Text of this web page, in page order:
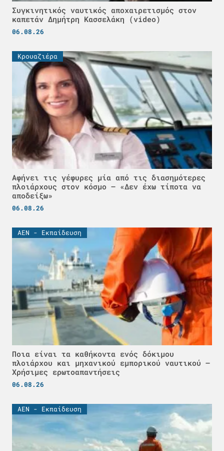
Συγκινητικός ναυτικός αποχαιρετισμός στον
καπετάν Δημήτρη Κασσελάκη (video)
06.08.26
Κρουαζιέρα
Αφήνει τις γέφυρες μία από τις διασημότερες
πλοιάρχους στον κόσμο – «Δεν έχω τίποτα να
αποδείξω»
06.08.26
ΑΕΝ - Εκπαίδευση
Ποια είναι τα καθήκοντα ενός δόκιμου
πλοιάρχου και μηχανικού εμπορικού ναυτικού –
Χρήσιμες ερωτοαπαντήσεις
06.08.26
ΑΕΝ - Εκπαίδευση